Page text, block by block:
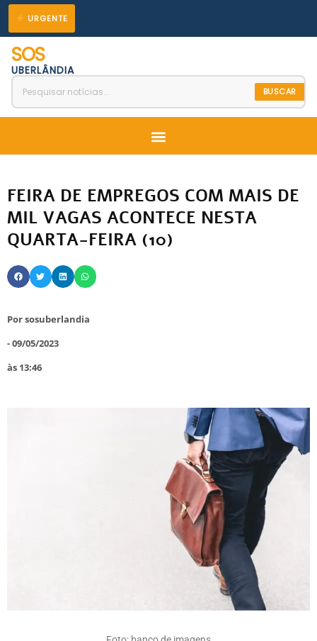
para
conteúdo
URGENTE
SOS
UBERLÂNDIA
BUSCAR
Menu
FEIRA DE EMPREGOS COM MAIS DE
MIL VAGAS ACONTECE NESTA
QUARTA-FEIRA (10)
Porsosuberlandia
-09/05/2023
às 13:46